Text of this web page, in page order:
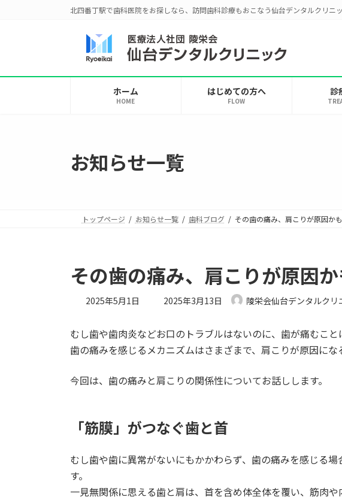
へ
ョ
北四番丁駅で歯科医院をお探しなら、訪問歯科診療もおこなう仙台デンタルクリ
ホーム
HOME
はじめての方へ
FLOW
診
お知らせ一覧
トップページ お知らせ一覧 歯科ブログ その歯の痛み、肩こりが原因か
その歯の痛み、肩こりが原因か
2025年5月1日
最
新
日
時
2025年3月13日 陵栄会仙台デンタルクリ
むし歯や歯肉炎などお口のトラブルはないのに、歯が痛むこと
歯の痛みを感じるメカニズムはさまざまで、肩こりが原因にな
今回は、歯の痛みと肩こりの関係性についてお話しします。
「筋膜」がつなぐ歯と首
むし歯や歯に異常がないにもかかわらず、歯の痛みを感じる
す。
一見無関係に思える歯と肩は、首を含め体全体を覆い、筋肉